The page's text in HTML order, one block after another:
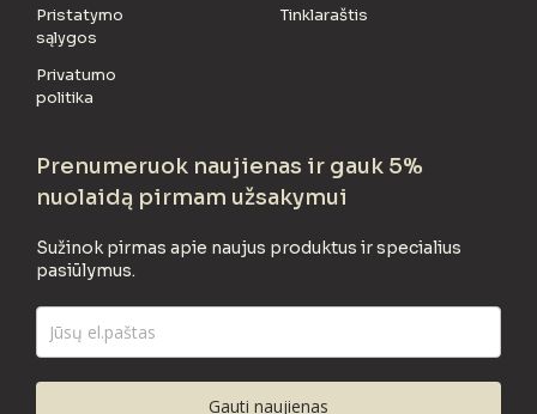
Pristatymo
sąlygos
Privatumo
politika
Tinklaraštis
Prenumeruok naujienas ir gauk 5%
nuolaidą pirmam užsakymui
Sužinok pirmas apie naujus produktus ir specialius
pasiūlymus.
Gauti naujienas